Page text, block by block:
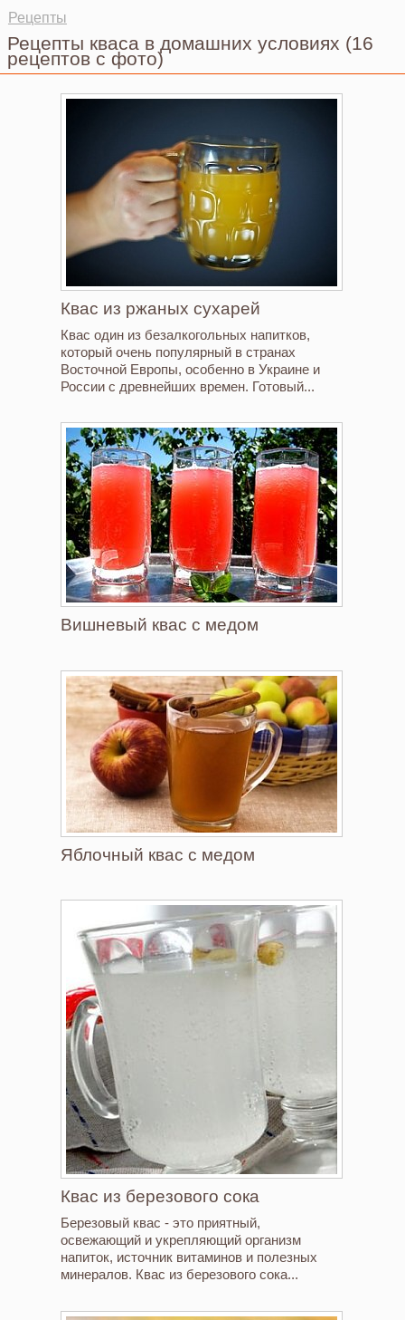
Рецепты
Рецепты кваса в домашних условиях (16
рецептов с фото)
Квас из ржаных сухарей
Квас один из безалкогольных напитков,
который очень популярный в странах
Восточной Европы, особенно в Украине и
России с древнейших времен. Готовый...
Вишневый квас с медом
Яблочный квас с медом
Квас из березового сока
Березовый квас - это приятный,
освежающий и укрепляющий организм
напиток, источник витаминов и полезных
минералов. Квас из березового сока...